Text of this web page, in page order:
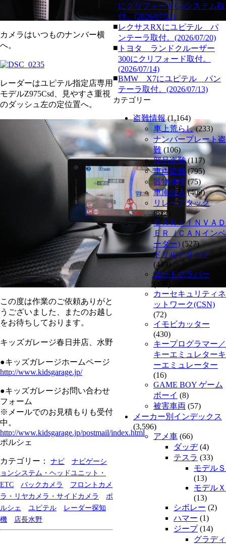
カメラはいつものナンバー横
へ。
レーダーはユピテル指定店専用
モデルZ975Csd、見やすさ重視
のダッシュ左の定位置へ。
この度は作業のご依頼ありがと
うございました、またのお越し
をお待ちしております。
キッズガレージ春日井店、水野
●キッズガレージホームページ
http://www.kidsgarage.jp/
●キッズガレージお問い合わせ
フォーム
※メールでのお見積もりも受付
中。
http://www.kidsgarage.jp/postmail/index.html
ポルシェ
カテゴリー： ナビ
ナビゲーシ
ョンシステム・ヘッドユニット・
ETC
バックカメラ
フロントカメ
ラ・リヤカメラ・サイドカメラ
ポ
ルシェ
ユピテル
レーダー探知
機
店長水野
にクリフォードG6システム取
付。(2026/07/21)
■レクサスRXにユピテル パ
ンテーラ取付。(2026/07/20)
■ トヨタ ランドクルーザー
300にクリフォード取付。
(2026/07/14)
■BMW X7にユピテル パン
テーラ取付。(2026/07/13)
カテゴリー
盗難情報(1,164)
車上荒らし(233)
ナンバープレート盗
難(106)
部品盗難(117)
車両盗難(795)
器物損壊(75)
車庫侵入 (409)
リレーアタック
(522)
ＣＡＮ－ＩＮＶＡＤ
ＥＲ（ＣＡＮインベ
ーダー) (527)
ドリルアタック
(449)
コードグラバー
(456)
カーセキュリティネ
ットワーク(CSN)
(72)
イモビカッター
(430)
キープログラマー／
キーエミュレターキ
ーエミュレーター
(16)
GAME BOY ゲーム
ボーイ (8)
被害車両 (57)
メーカー別インデックス
(3,596)
アメ車 (66)
ダッヂ(4)
テスラ (33)
モデルＳ
(13)
モデルＸ
(13)
シボレー (2)
ハマー (1)
ジープ(14)
グラディ